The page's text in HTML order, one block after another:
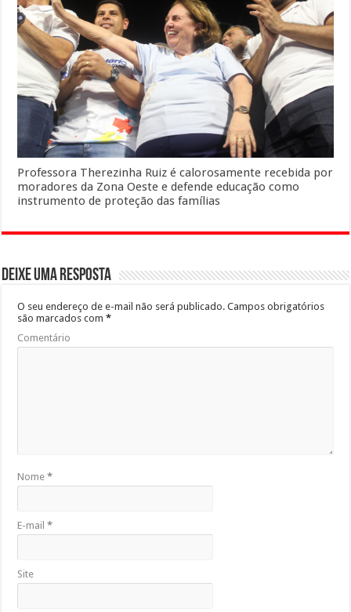
Professora Therezinha Ruiz é calorosamente recebida por
moradores da Zona Oeste e defende educação como
instrumento de proteção das famílias
Deixe uma resposta
O seu endereço de e-mail não será publicado. Campos obrigatórios
são marcados com*
Comentário
Nome*
E-mail*
Site